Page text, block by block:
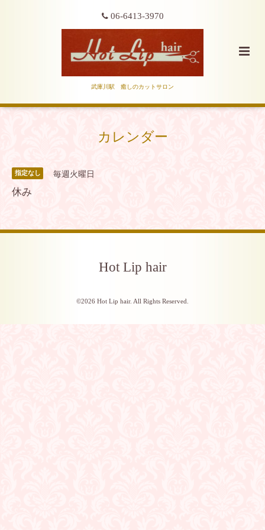
06-6413-3970
武庫川駅 癒しのカットサロン
カレンダー
指定なし 毎週火曜日
休み
Hot Lip hair
©2026 Hot Lip hair. All Rights Reserved.